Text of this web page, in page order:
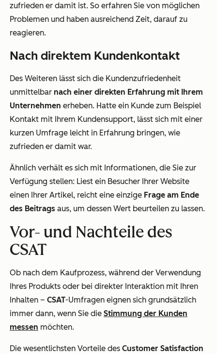
zufrieden er damit ist. So erfahren Sie von möglichen
Problemen und haben ausreichend Zeit, darauf zu
reagieren.
Nach direktem Kundenkontakt
Des Weiteren lässt sich die Kundenzufriedenheit
unmittelbar nach einer direkten Erfahrung mit Ihrem
Unternehmen erheben. Hatte ein Kunde zum Beispiel
Kontakt mit Ihrem Kundensupport, lässt sich mit einer
kurzen Umfrage leicht in Erfahrung bringen, wie
zufrieden er damit war.
Ähnlich verhält es sich mit Informationen, die Sie zur
Verfügung stellen: Liest ein Besucher Ihrer Website
einen Ihrer Artikel, reicht eine einzige Frage am Ende
des Beitrags aus, um dessen Wert beurteilen zu lassen.
Vor- und Nachteile des
CSAT
Ob nach dem Kaufprozess, während der Verwendung
Ihres Produkts oder bei direkter Interaktion mit Ihren
Inhalten – CSAT-Umfragen eignen sich grundsätzlich
immer dann, wenn Sie die Stimmung der Kunden
messen möchten.
Die wesentlichsten Vorteile des Customer Satisfaction